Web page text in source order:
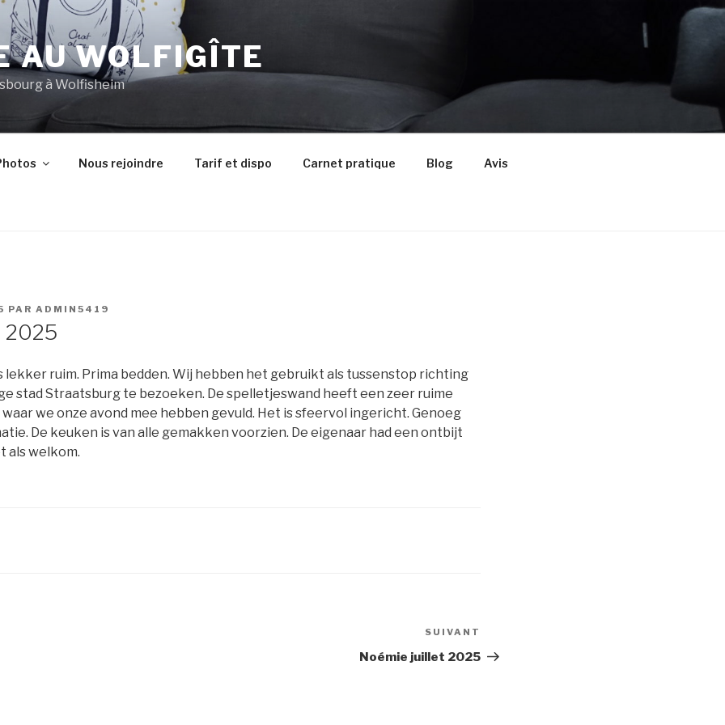
AU WOLFIGÎTE
à Wolfisheim
Nous rejoindre Tarif et dispo Carnet pratique Blog Avis
PAR ADMIN5419
2025
lekker ruim. Prima bedden. Wij hebben het gebruikt als tussenstop richting
stad Straatsburg te bezoeken. De spelletjeswand heeft een zeer ruime
we onze avond mee hebben gevuld. Het is sfeervol ingericht. Genoeg
De keuken is van alle gemakken voorzien. De eigenaar had een ontbijt
als welkom.
suivant
SUIVANT
Noémie juillet 2025